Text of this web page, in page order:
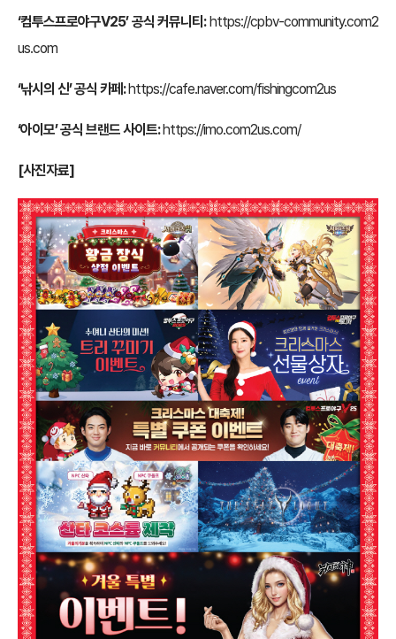
‘컴투스프로야구V25’ 공식 커뮤니티:https://cpbv-community.com2
us.com
‘낚시의 신’ 공식 카페:https://cafe.naver.com/fishingcom2us
‘아이모’ 공식 브랜드 사이트:https://imo.com2us.com/
[사진자료]